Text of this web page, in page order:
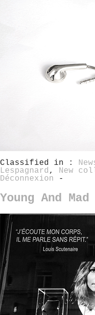
Classified in :
Lespagnard , New
Déconnexion
-
Young And